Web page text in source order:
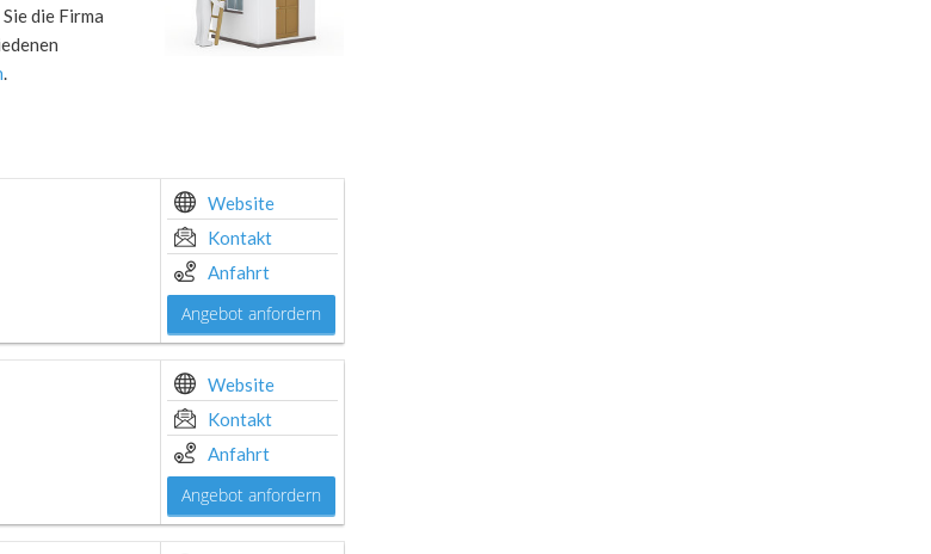
die Firma
.
Website
Kontakt
Anfahrt
Angebot anfordern
Website
Kontakt
Anfahrt
Angebot anfordern